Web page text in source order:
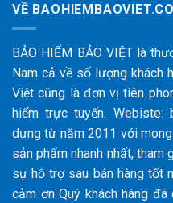
VỀ
BẢO HIỂM BẢO VIỆT là
Nam cả về số lượng khách
Việt cũng là đơn vị tiên
hiểm trực tuyến. Webiste:
dựng từ năm 2011 với
sản phẩm nhanh nhất, tham
sự hỗ trợ sau bán hàng tốt
cảm ơn Quý khách hàng